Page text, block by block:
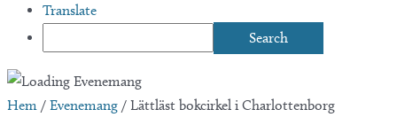
Translate
Hem / Evenemang / Lättläst bokcirkel i Charlottenborg